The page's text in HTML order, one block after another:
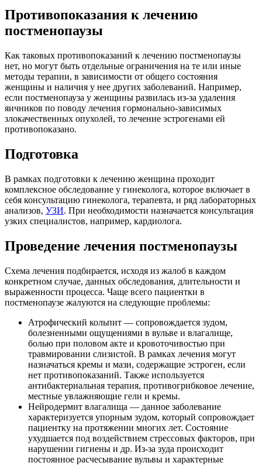
Противопоказания к лечению
постменопаузы
Как таковых противопоказаний к лечению постменопаузы
нет, но могут быть отдельные ограничения на те или иные
методы терапии, в зависимости от общего состояния
женщины и наличия у нее других заболеваний. Например,
если постменопауза у женщины развилась из-за удаления
яичников по поводу лечения гормонально-зависимых
злокачественных опухолей, то лечение эстрогенами ей
противопоказано.
Подготовка
В рамках подготовки к лечению женщина проходит
комплексное обследование у гинеколога, которое включает в
себя консультацию гинеколога, терапевта, и ряд лабораторных
анализов, УЗИ. При необходимости назначается консультация
узких специалистов, например, кардиолога.
Проведение лечения постменопаузы
Схема лечения подбирается, исходя из жалоб в каждом
конкретном случае, данных обследования, длительности и
выраженности процесса. Чаще всего пациентки в
постменопаузе жалуются на следующие проблемы:
Атрофический кольпит — сопровождается зудом,
болезненными ощущениями в вульве и влагалище,
болью при половом акте и кровоточивостью при
травмировании слизистой. В рамках лечения могут
назначаться кремы и мази, содержащие эстроген, если
нет противопоказаний. Также используется
антибактериальная терапия, противогрибковое лечение,
местные увлажняющие гели и кремы.
Нейродермит влагалища — данное заболевание
характеризуется упорным зудом, который сопровождает
пациентку на протяжении многих лет. Состояние
ухудшается под воздействием стрессовых факторов, при
нарушении гигиены и др. Из-за зуда происходит
постоянное расчесывание вульвы и характерные